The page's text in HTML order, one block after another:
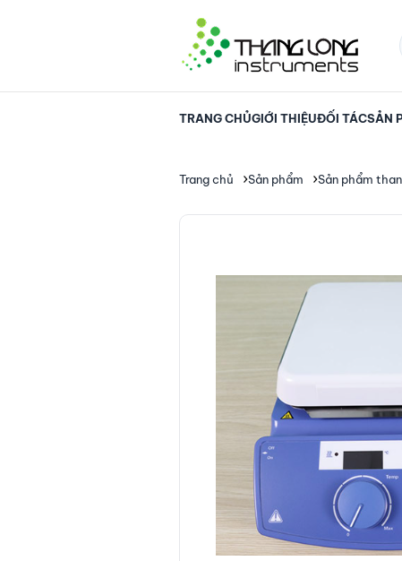
TRANG CHỦGIỚI THIỆUĐỐI TÁCSẢN
Trang chủ Sản phẩm Sản phẩm